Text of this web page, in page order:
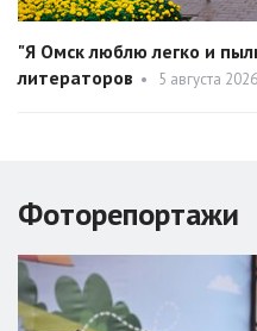
"Я Омск люблю легко и
литераторов • 5 августа
Фоторепортажи